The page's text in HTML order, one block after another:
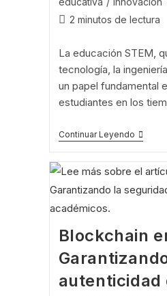
2 minutos de lectura
La educación STEM,
tecnología, la
un papel fundamental
estudiantes en los
Continuar Leyendo
Blockchain
autenticidad